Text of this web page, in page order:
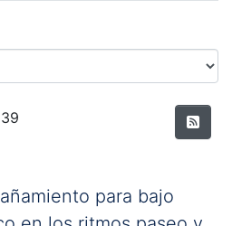
para bajo